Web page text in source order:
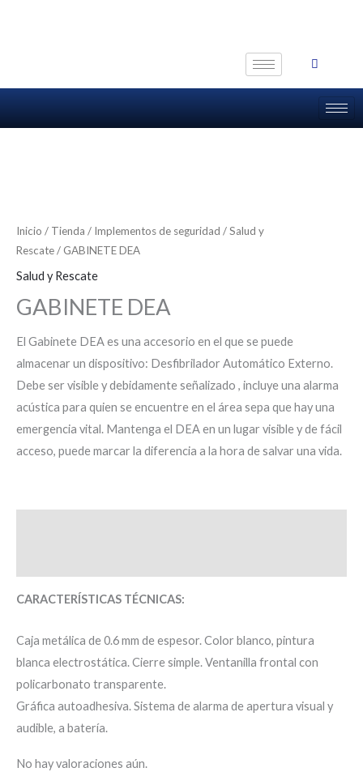
Inicio / Tienda / Implementos de seguridad /Salud y
Rescate/ GABINETE DEA
Salud y Rescate
GABINETE DEA
El Gabinete DEA es una accesorio en el que se puede
almacenar un dispositivo: Desfibrilador Automático Externo.
Debe ser visible y debidamente señalizado , incluye una alarma
acústica para quien se encuentre en el área sepa que hay una
emergencia vital. Mantenga el DEA en un lugar visible y de fácil
acceso, puede marcar la diferencia a la hora de salvar una vida.
CARACTERÍSTICAS TÉCNICAS:
Caja metálica de 0.6 mm de espesor. Color blanco, pintura
blanca electrostática. Cierre simple. Ventanilla frontal con
policarbonato transparente.
Gráfica autoadhesiva. Sistema de alarma de apertura visual y
audible, a batería.
No hay valoraciones aún.